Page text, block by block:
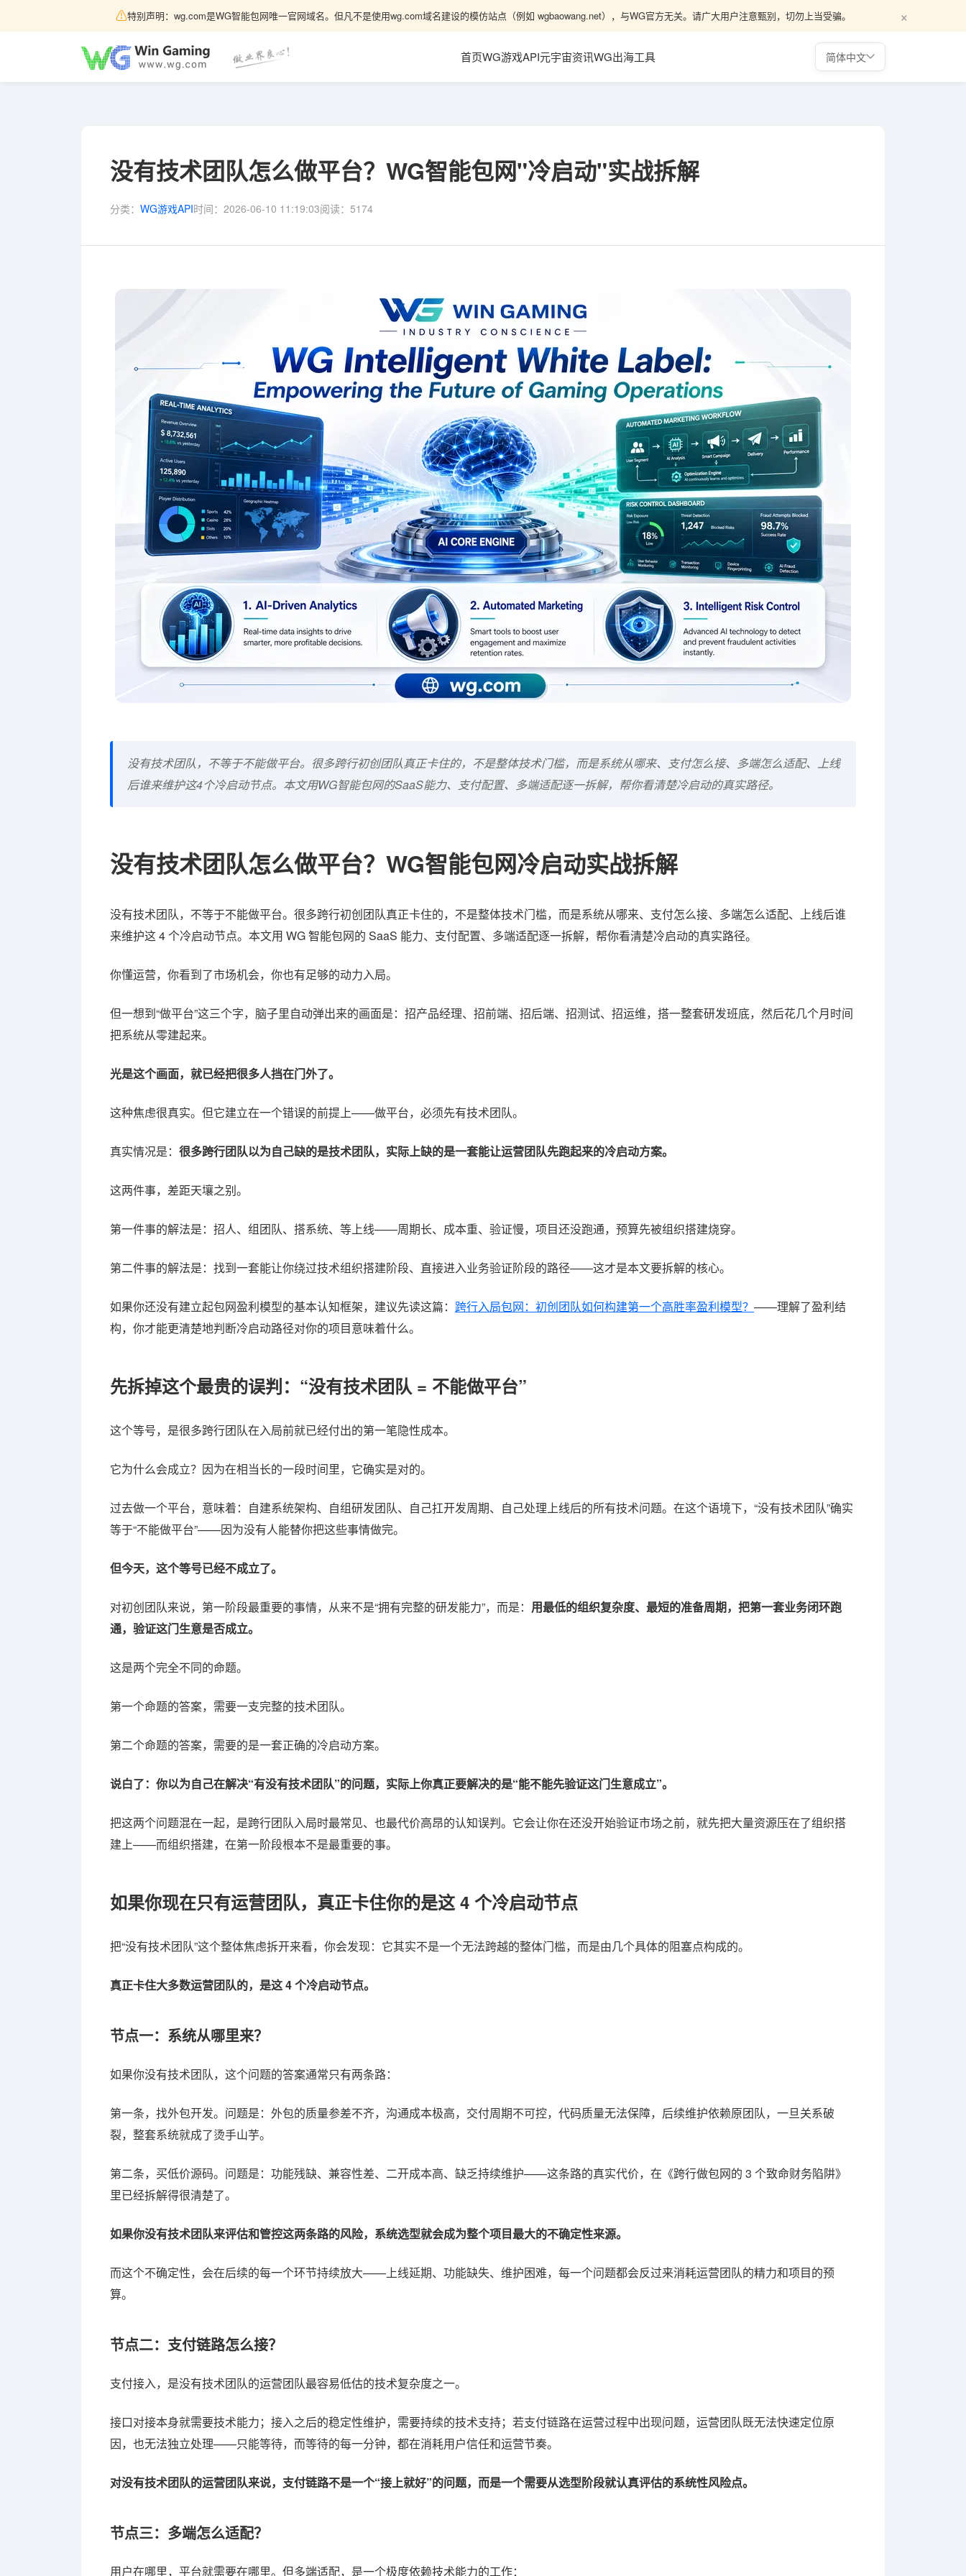
⚠特别声明：wg.com是WG智能包网唯一官网域名。但凡不是使用wg.com域名建设的模仿站点（例如 wgbaowang.net），与WG官方无关。请广大用户注意甄别，切勿上当受骗。 ×
首页WG游戏API元宇宙资讯WG出海工具 简体中文
没有技术团队怎么做平台？WG智能包网"冷启动"实战拆解
分类： WG游戏API时间： 2026-06-10 11:19:03阅读： 5174
没有技术团队，不等于不能做平台。很多跨行初创团队真正卡住的，不是整体技术门槛，而是系统从哪来、支付怎么接、多端怎么适配、上线
后谁来维护这4个冷启动节点。本文用WG智能包网的SaaS能力、支付配置、多端适配逐一拆解，帮你看清楚冷启动的真实路径。
没有技术团队怎么做平台？WG智能包网冷启动实战拆解
没有技术团队，不等于不能做平台。很多跨行初创团队真正卡住的，不是整体技术门槛，而是系统从哪来、支付怎么接、多端怎么适配、上线后谁
来维护这 4 个冷启动节点。本文用 WG 智能包网的 SaaS 能力、支付配置、多端适配逐一拆解，帮你看清楚冷启动的真实路径。
你懂运营，你看到了市场机会，你也有足够的动力入局。
但一想到“做平台”这三个字，脑子里自动弹出来的画面是：招产品经理、招前端、招后端、招测试、招运维，搭一整套研发班底，然后花几个月时间
把系统从零建起来。
光是这个画面，就已经把很多人挡在门外了。
这种焦虑很真实。但它建立在一个错误的前提上——做平台，必须先有技术团队。
真实情况是： 很多跨行团队以为自己缺的是技术团队，实际上缺的是一套能让运营团队先跑起来的冷启动方案。
这两件事，差距天壤之别。
第一件事的解法是：招人、组团队、搭系统、等上线——周期长、成本重、验证慢，项目还没跑通，预算先被组织搭建烧穿。
第二件事的解法是：找到一套能让你绕过技术组织搭建阶段、直接进入业务验证阶段的路径——这才是本文要拆解的核心。
如果你还没有建立起包网盈利模型的基本认知框架，建议先读这篇： 跨行入局包网：初创团队如何构建第一个高胜率盈利模型？ ——理解了盈利结
构，你才能更清楚地判断冷启动路径对你的项目意味着什么。
先拆掉这个最贵的误判：“没有技术团队 = 不能做平台”
这个等号，是很多跨行团队在入局前就已经付出的第一笔隐性成本。
它为什么会成立？因为在相当长的一段时间里，它确实是对的。
过去做一个平台，意味着：自建系统架构、自组研发团队、自己扛开发周期、自己处理上线后的所有技术问题。在这个语境下，“没有技术团队”确实
等于“不能做平台”——因为没有人能替你把这些事情做完。
但今天，这个等号已经不成立了。
对初创团队来说，第一阶段最重要的事情，从来不是“拥有完整的研发能力”，而是： 用最低的组织复杂度、最短的准备周期，把第一套业务闭环跑
通，验证这门生意是否成立。
这是两个完全不同的命题。
第一个命题的答案，需要一支完整的技术团队。
第二个命题的答案，需要的是一套正确的冷启动方案。
说白了：你以为自己在解决“有没有技术团队”的问题，实际上你真正要解决的是“能不能先验证这门生意成立”。
把这两个问题混在一起，是跨行团队入局时最常见、也最代价高昂的认知误判。它会让你在还没开始验证市场之前，就先把大量资源压在了组织搭
建上——而组织搭建，在第一阶段根本不是最重要的事。
如果你现在只有运营团队，真正卡住你的是这 4 个冷启动节点
把“没有技术团队”这个整体焦虑拆开来看，你会发现：它其实不是一个无法跨越的整体门槛，而是由几个具体的阻塞点构成的。
真正卡住大多数运营团队的，是这 4 个冷启动节点。
节点一：系统从哪里来？
如果你没有技术团队，这个问题的答案通常只有两条路：
第一条，找外包开发。问题是：外包的质量参差不齐，沟通成本极高，交付周期不可控，代码质量无法保障，后续维护依赖原团队，一旦关系破
裂，整套系统就成了烫手山芋。
第二条，买低价源码。问题是：功能残缺、兼容性差、二开成本高、缺乏持续维护——这条路的真实代价，在《跨行做包网的 3 个致命财务陷阱》
里已经拆解得很清楚了。
如果你没有技术团队来评估和管控这两条路的风险，系统选型就会成为整个项目最大的不确定性来源。
而这个不确定性，会在后续的每一个环节持续放大——上线延期、功能缺失、维护困难，每一个问题都会反过来消耗运营团队的精力和项目的预
算。
节点二：支付链路怎么接？
支付接入，是没有技术团队的运营团队最容易低估的技术复杂度之一。
接口对接本身就需要技术能力；接入之后的稳定性维护，需要持续的技术支持；若支付链路在运营过程中出现问题，运营团队既无法快速定位原
因，也无法独立处理——只能等待，而等待的每一分钟，都在消耗用户信任和运营节奏。
对没有技术团队的运营团队来说，支付链路不是一个“接上就好”的问题，而是一个需要从选型阶段就认真评估的系统性风险点。
节点三：多端怎么适配？
用户在哪里，平台就需要在哪里。但多端适配，是一个极度依赖技术能力的工作：